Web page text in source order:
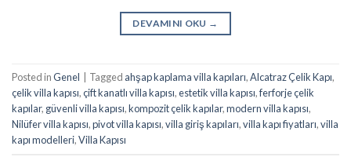
DEVAMINI OKU →
Posted inGenel Tagged ahşap kaplama villa kapıları,Alcatraz Çelik Kapı,
çelik villa kapısı,çift kanatlı villa kapısı,estetik villa kapısı,ferforje çelik
kapılar, güvenli villa kapısı,kompozit çelik kapılar,modern villa kapısı,
Nilüfer villa kapısı,pivot villa kapısı,villa giriş kapıları,villa kapı fiyatları,villa
kapı modelleri,Villa Kapısı